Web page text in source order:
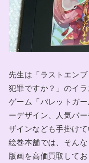
先生は「ラストエン
犯罪ですか？」のイラ
ゲーム「バレットガ
ーデザイン、人気バ
ザインなども手掛けて
絵巻本舗では、そん
版画を高価買取してお